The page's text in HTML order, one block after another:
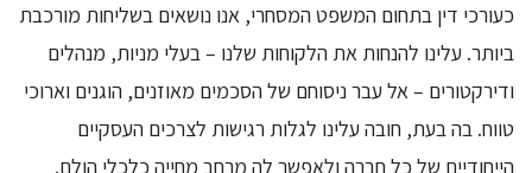
כעורכי דין בתחום המשפט המסחרי, אנו נושאים בשליחות מורכבת
ביותר. עלינו להנחות את הלקוחות שלנו – בעלי מניות, מנהלים
ודירקטורים – אל עבר ניסוחם של הסכמים מאוזנים, הוגנים וארוכי
טווח. בה בעת, חובה עלינו לגלות רגישות לצרכים העסקיים
הייחודיים של כל חברה ולאפשר לה מרחב מחייה כלכלי הולם.